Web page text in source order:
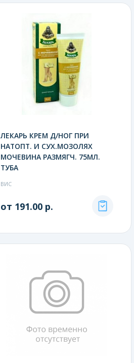
ЛЕКАРЬ КРЕМ Д/НОГ ПРИ
НАТОПТ. И СУХ.МОЗОЛЯХ
МОЧЕВИНА РАЗМЯГЧ. 75МЛ.
ТУБА
ВИС
от 191.00 р.